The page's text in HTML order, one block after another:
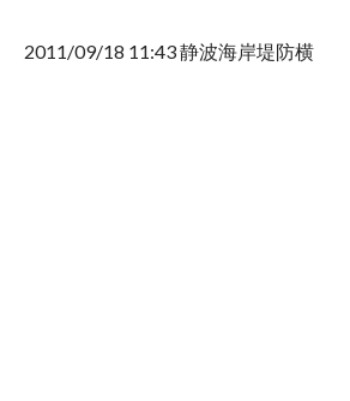
2011/09/18 11:43 静波海岸堤防横